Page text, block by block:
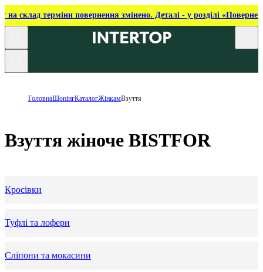
на склад терміни повернення змінено. Деталі - у розділі
ГоловнаШопінгКаталогЖінкамВзуття
Взуття жіноче BISTFOR
Кросівки
Туфлі та лофери
Сліпони та мокасини